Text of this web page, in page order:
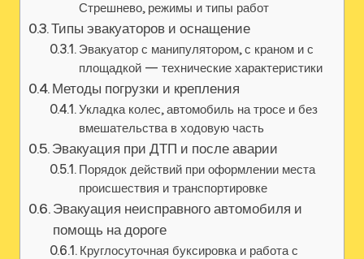
Стрешнево, режимы и типы работ
Типы эвакуаторов и оснащение
Эвакуатор с манипулятором, с краном и с
площадкой — технические характеристики
Методы погрузки и крепления
Укладка колес, автомобиль на тросе и без
вмешательства в ходовую часть
Эвакуация при ДТП и после аварии
Порядок действий при оформлении места
происшествия и транспортировке
Эвакуация неисправного автомобиля и
помощь на дороге
Круглосуточная буксировка и работа с